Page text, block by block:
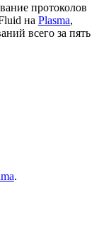
протоколов
на Plasma,
всего за пять
.